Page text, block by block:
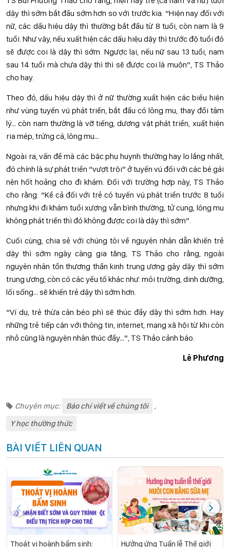
dậy thì sớm bắt đầu sớm hơn so với trước kia. “Hiện nay đối với
nữ, các dấu hiệu dậy thì thường bắt đầu từ 8 tuổi, còn nam là 9
tuổi. Như vậy, nếu xuất hiện các dấu hiệu dậy thì trước độ tuổi đó
sẽ được coi là dậy thì sớm. Ngược lại, nếu nữ sau 13 tuổi, nam
sau 14 tuổi mà chưa dậy thì thì sẽ được coi là muộn”, TS Thảo
cho hay.
Theo đó, dấu hiệu dậy thì ở nữ thường xuất hiện các biểu hiện
như vùng tuyến vú phát triển, bắt đầu có lông mu, thay đổi tâm
lý… còn nam thường là vỡ tiếng, dương vật phát triển, xuất hiện
ria mép, trứng cá, lông mu…
Ngoài ra, vấn đề mà các bậc phụ huynh thường hay lo lắng nhất,
đó chính là sự phát triển “vượt trội” ở tuyến vú đối với các bé gái
nên hốt hoảng cho đi khám. Đối với trường hợp này, TS Thảo
cho rằng: “Kể cả đối với trẻ có tuyến vú phát triển trước 8 tuổi
nhưng khi đi khám tuổi xương vẫn bình thường, tử cung, lông mu
không phát triển thì đó không được coi là dậy thì sớm”.
Cuối cùng, chia sẻ với chúng tôi về nguyên nhân dẫn khiến trẻ
dậy thì sớm ngày càng gia tăng, TS Thảo cho rằng, ngoài
nguyên nhân tổn thương thần kinh trung ương gây dậy thì sớm
trung ương, còn có các yếu tố khác như: môi trường, dinh dưỡng,
lối sống… sẽ khiến trẻ dậy thì sớm hơn.
“Ví dụ, trẻ thừa cân béo phì sẽ thúc đẩy dậy thì sớm hơn. Hay
những trẻ tiếp cận với thông tin, internet, mạng xã hội từ khi còn
nhỏ cũng là nguyên nhân thúc đẩy…”, TS Thảo cảnh báo.
Lê Phương
Chuyên mục: Báo chí viết về chúng tôi
,
Y học thường thức
BÀI VIẾT LIÊN QUAN
Thoát vị hoành bẩm sinh:
Hưởng ứng Tuần lễ Thế giới